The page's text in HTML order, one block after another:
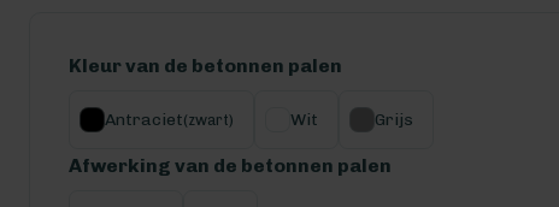
Kleur van de betonnen palen
Antraciet(zwart) Wit Grijs
Afwerking van de betonnen palen